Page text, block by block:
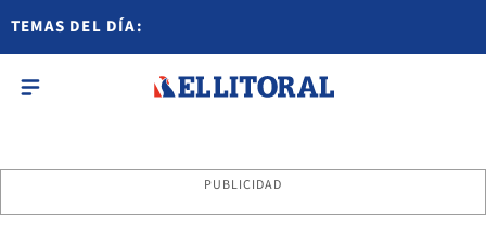
TEMAS DEL DÍA:
PUBLICIDAD